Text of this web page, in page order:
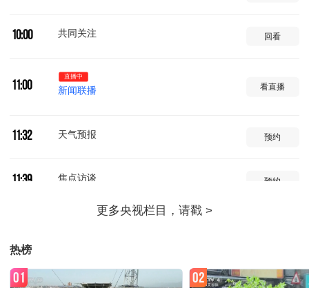
10:00 共同关注 回看
11:00
直播中
新闻联播 看直播
11:32 天气预报 预约
11:39 焦点访谈 预约
13:00 预约
热榜
01 02